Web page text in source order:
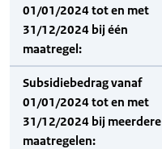
01/01/2024 tot en met
31/12/2024 bij één
maatregel:
Subsidiebedrag vanaf
01/01/2024 tot en met
31/12/2024 bij meerdere
maatregelen: